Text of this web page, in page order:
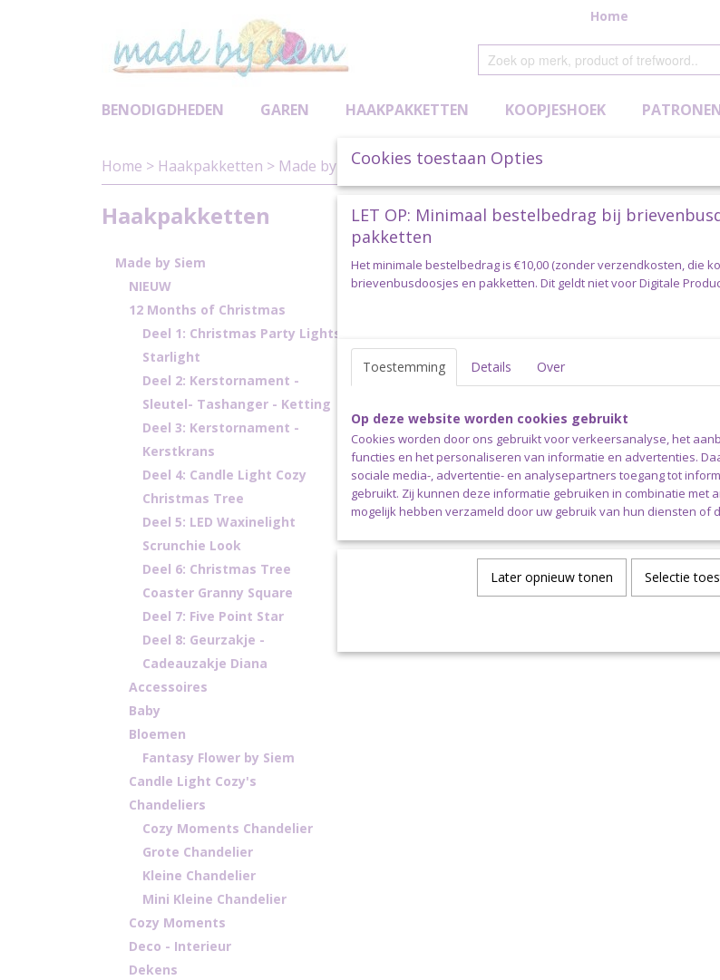
Home
BENODIGDHEDEN GAREN HAAKPAKKETTEN KOOPJESHOEK
Home > Haakpakketten > Made by Siem>Portemonnees
Haakpakketten
Made by Siem
NIEUW
12 Months of Christmas
Deel 1: Christmas Party Lights
Starlight
Deel 2: Kerstornament -
Sleutel- Tashanger - Ketting
Deel 3: Kerstornament -
Kerstkrans
Deel 4: Candle Light Cozy
Christmas Tree
Deel 5: LED Waxinelight
Scrunchie Look
Deel 6: Christmas Tree
Coaster Granny Square
Deel 7: Five Point Star
Deel 8: Geurzakje -
Cadeauzakje Diana
Accessoires
Baby
Bloemen
Fantasy Flower by Siem
Candle Light Cozy's
Chandeliers
Cozy Moments Chandelier
Grote Chandelier
Kleine Chandelier
Mini Kleine Chandelier
Cozy Moments
Deco - Interieur
Dekens
Portemonnee Suzette Zig Zag Coin
Cookies toestaan Opties
LET OP: Minimaal bestelbedrag bij
pakketten
Het minimale bestelbedrag is €10,00 (zonder verzendkosten, die
brievenbusdoosjes en pakketten. Dit geldt niet voor Digitale
Toestemming Details Over
Op deze website worden cookies gebruikt
Cookies worden door ons gebruikt voor verkeersanalyse, het
functies en het personaliseren van informatie en advertenties.
sociale media-, advertentie- en analysepartners toegang tot
gebruikt. Zij kunnen deze informatie gebruiken in combinatie met
mogelijk hebben verzameld door uw gebruik van hun diensten of
Later opnieuw tonen Selectie